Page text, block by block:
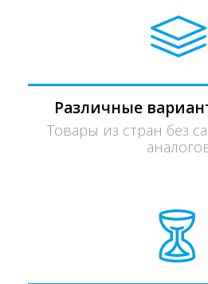
Различные
Товары из стран без